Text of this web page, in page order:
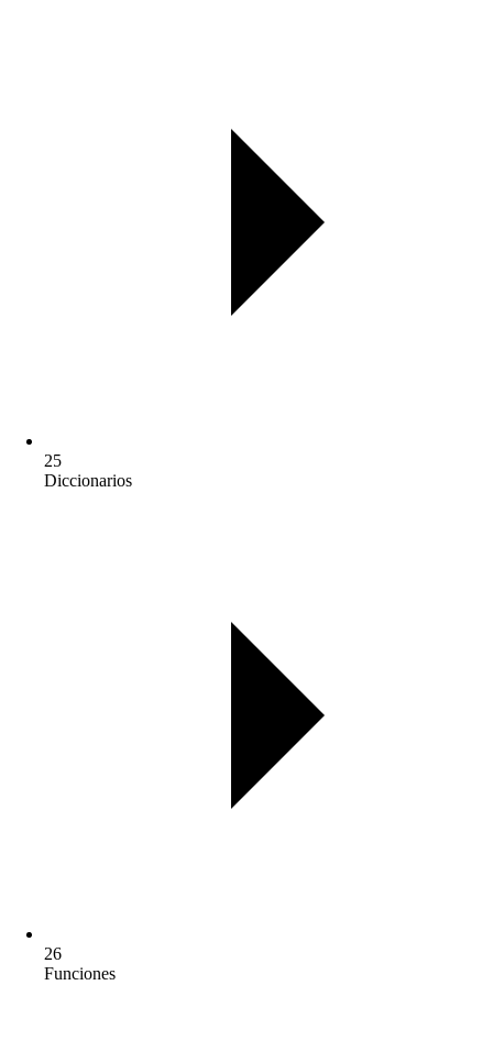
25
Diccionarios
26
Funciones